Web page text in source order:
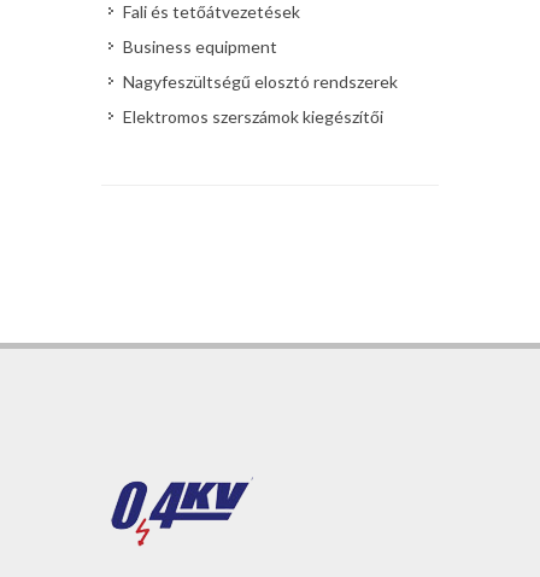
Fali és tetőátvezetések
Business equipment
Nagyfeszültségű elosztó rendszerek
Elektromos szerszámok kiegészítői